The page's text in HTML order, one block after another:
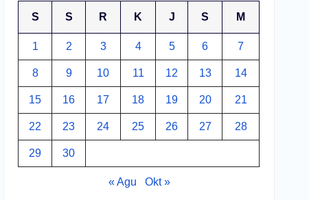
S S R K J S M
1 2 3 4 5 6 7
8 9 10 11 12 13 14
15 16 17 18 19 20 21
22 23 24 25 26 27 28
29 30
« Agu Okt »